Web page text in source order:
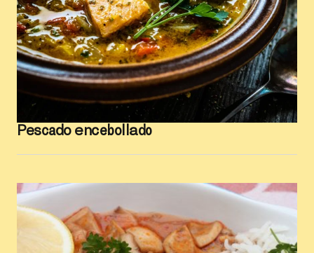
Pescado encebollado